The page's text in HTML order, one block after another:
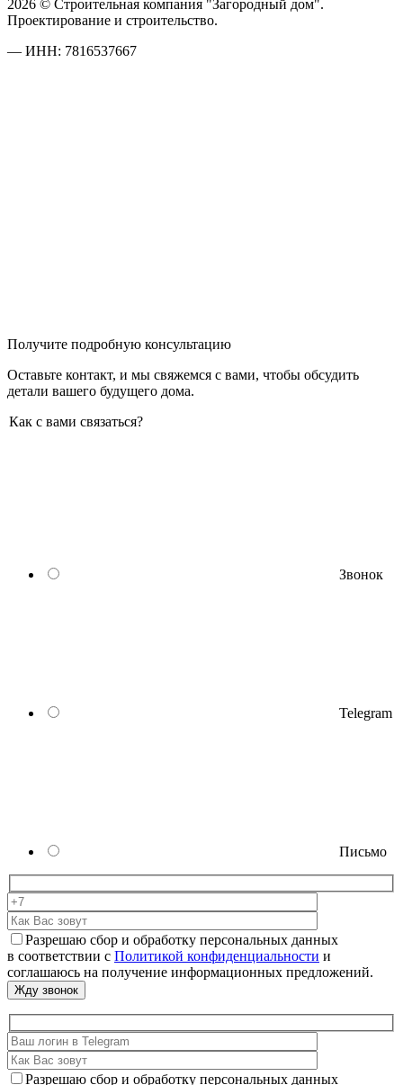
2026 © Строительная компания "Загородный дом".
Проектирование и строительство.
— ИНН: 7816537667
Получите подробную консультацию
Оставьте контакт, и мы свяжемся с вами, чтобы обсудить
детали вашего будущего дома.
Как с вами связаться?
Звонок
Telegram
Письмо
Разрешаю сбор и обработку персональных данных
в соответствии с Политикой конфиденциальности и
соглашаюсь на получение информационных предложений.
Разрешаю сбор и обработку персональных данных